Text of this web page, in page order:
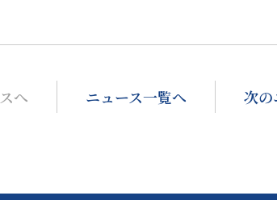
へ ニュース一覧へ 次の